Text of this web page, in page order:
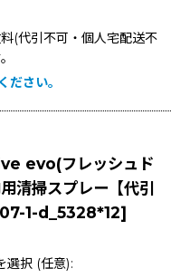
(代引不可・個人宅配送不
さい。
evo(フレッシュド
掃スプレー【代引
1-d_5328*12]
選択 (任意):